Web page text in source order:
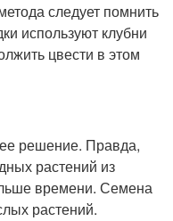
следует помнить
используют клубни
цвести в этом
решение. Правда,
растений из
времени. Семена
растений.